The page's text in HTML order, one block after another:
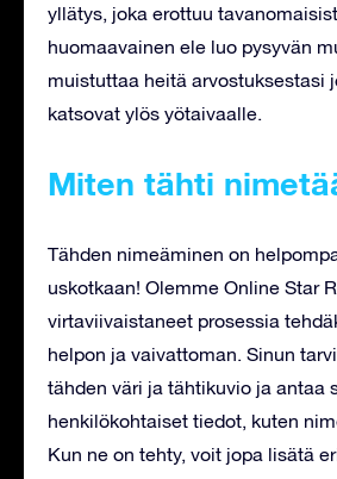
yllätys, joka erottuu
huomaavainen ele luo pysyvän
muistuttaa heitä arvostuksestasi
katsovat ylös yötaivaalle.
Miten tähti
Tähden nimeäminen on
uskotkaan! Olemme Online Star
virtaviivaistaneet prosessia
helpon ja vaivattoman. Sinun
tähden väri ja tähtikuvio ja antaa
henkilökohtaiset tiedot, kuten
Kun ne on tehty, voit jopa lisätä